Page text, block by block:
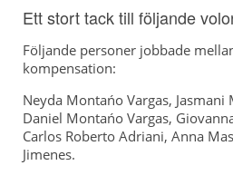
Ett stort tack till följande
Följande personer jobbade
kompensation:
Neyda Montańo Vargas,
Daniel Montańo Vargas,
Carlos Roberto Adriani, Anna
Jimenes.